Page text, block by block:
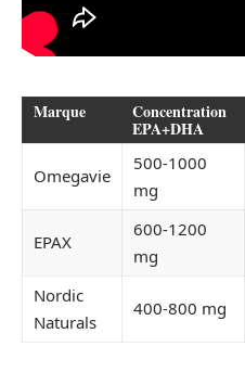
Marque Concentration
EPA+DHA
Omegavie
500-1000
mg
EPAX
600-1200
mg
Nordic
Naturals
400-800 mg